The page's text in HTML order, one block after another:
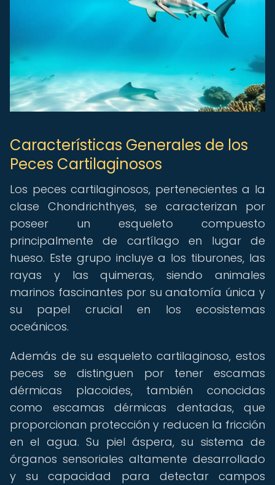
Características Generales de los
Peces Cartilaginosos
Los peces cartilaginosos, pertenecientes a la
clase Chondrichthyes, se caracterizan por
poseer un esqueleto compuesto
principalmente de cartílago en lugar de
hueso. Este grupo incluye a los tiburones, las
rayas y las quimeras, siendo animales
marinos fascinantes por su anatomía única y
su papel crucial en los ecosistemas
oceánicos.
Además de su esqueleto cartilaginoso, estos
peces se distinguen por tener escamas
dérmicas placoides, también conocidas
como escamas dérmicas dentadas, que
proporcionan protección y reducen la fricción
en el agua. Su piel áspera, su sistema de
órganos sensoriales altamente desarrollado
y su capacidad para detectar campos